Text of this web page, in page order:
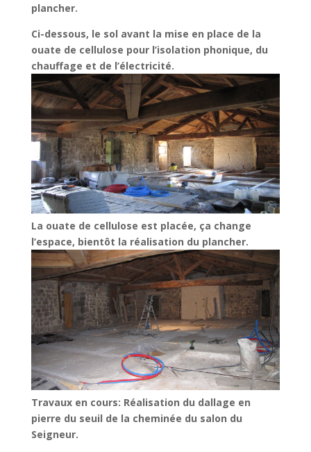
plancher.
Ci-dessous, le sol avant la mise en place de la
ouate de cellulose pour l’isolation phonique, du
chauffage et de l’électricité.
La ouate de cellulose est placée, ça change
l’espace, bientôt la réalisation du plancher.
Travaux en cours: Réalisation du dallage en
pierre du seuil de la cheminée du salon du
Seigneur.